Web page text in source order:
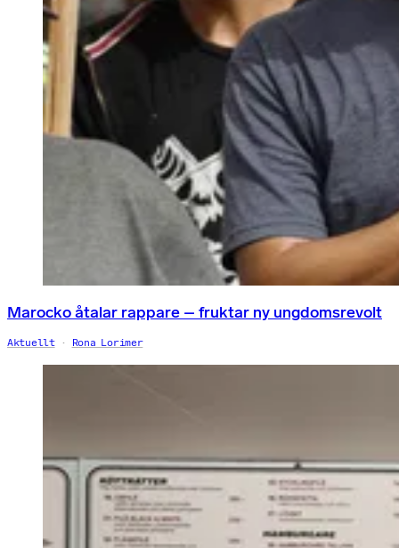
Marocko åtalar rappare – fruktar ny ungdomsrevolt
Aktuellt Rona Lorimer